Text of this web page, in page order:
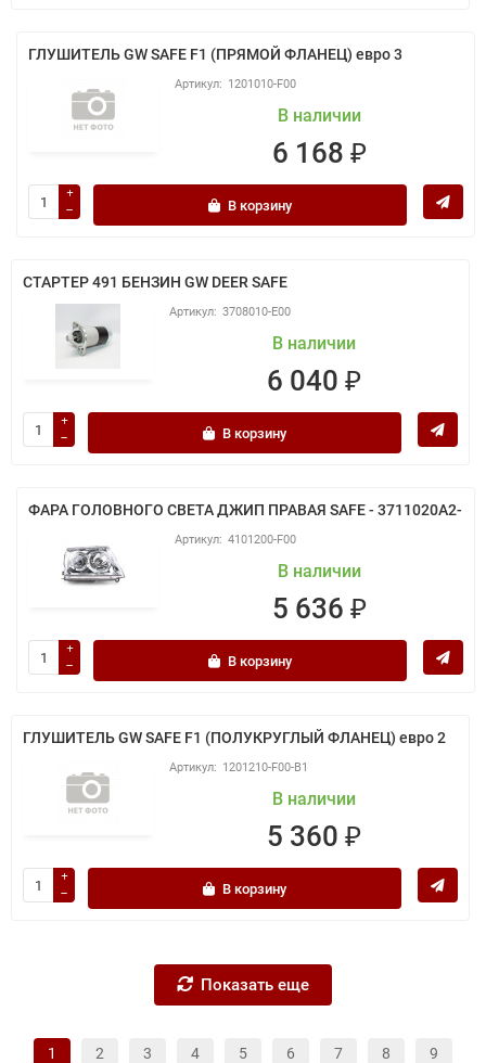
ГЛУШИТЕЛЬ GW SAFE F1 (ПРЯМОЙ ФЛАНЕЦ) евро 3
1201010-F00
В наличии
6 168 ₽
В корзину
СТАРТЕР 491 БЕНЗИН GW DEER SAFE
3708010-E00
В наличии
6 040 ₽
В корзину
ФАРА ГОЛОВНОГО СВЕТА ДЖИП ПРАВАЯ SAFE - 3711020A2-
4101200-F00
В наличии
5 636 ₽
В корзину
ГЛУШИТЕЛЬ GW SAFE F1 (ПОЛУКРУГЛЫЙ ФЛАНЕЦ) евро 2
1201210-F00-B1
В наличии
5 360 ₽
В корзину
Показать еще
1 2 3 4 5 6 7 8 9